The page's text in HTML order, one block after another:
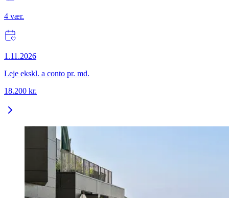
4 vær.
1.11.2026
Leje ekskl. a conto pr. md.
18.200 kr.